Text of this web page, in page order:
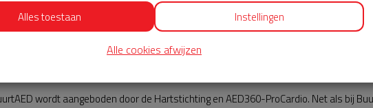
wordt aangeboden door de Hartstichting en AED360-ProCardio. Net als bij
Alles toestaan Instellingen
Alle cookies afwijzen